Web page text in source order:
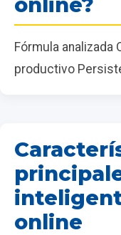
Fórmula analizada
productivo
online